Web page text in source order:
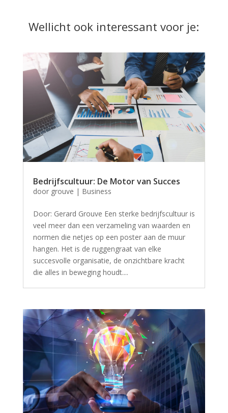
Wellicht ook interessant voor je:
Bedrijfscultuur: De Motor van Succes
door grouve | Business
Door: Gerard Grouve Een sterke bedrijfscultuur is
veel meer dan een verzameling van waarden en
normen die netjes op een poster aan de muur
hangen. Het is de ruggengraat van elke
succesvolle organisatie, de onzichtbare kracht
die alles in beweging houdt....